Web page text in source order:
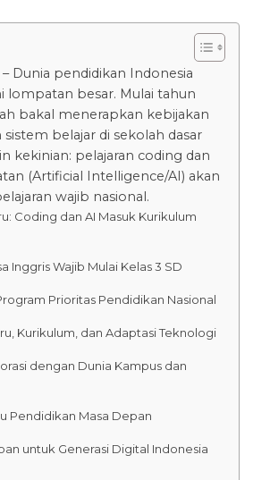
Dunia pendidikan Indonesia
lompatan besar. Mulai tahun
bakal menerapkan kebijakan
belajar di sekolah dasar
kekinian: pelajaran coding dan
(Artificial Intelligence/AI) akan
wajib nasional.
Coding dan AI Masuk Kurikulum
Inggris Wajib Mulai Kelas 3 SD
Program Prioritas Pendidikan Nasional
Kurikulum, dan Adaptasi Teknologi
dengan Dunia Kampus dan
Pendidikan Masa Depan
untuk Generasi Digital Indonesia